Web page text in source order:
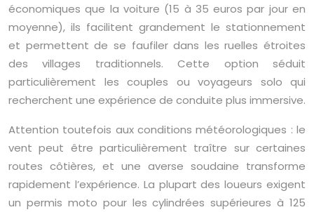
économiques que la voiture (15 à 35 euros par jour en
moyenne), ils facilitent grandement le stationnement
et permettent de se faufiler dans les ruelles étroites
des villages traditionnels. Cette option séduit
particulièrement les couples ou voyageurs solo qui
recherchent une expérience de conduite plus immersive.
Attention toutefois aux conditions météorologiques : le
vent peut être particulièrement traître sur certaines
routes côtières, et une averse soudaine transforme
rapidement l’expérience. La plupart des loueurs exigent
un permis moto pour les cylindrées supérieures à 125